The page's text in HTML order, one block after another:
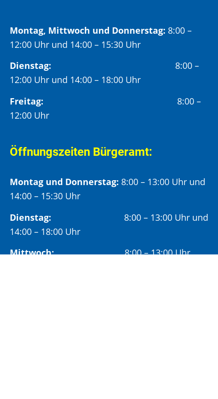
Montag, Mittwoch und Donnerstag: 8:00 –
12:00 Uhr und 14:00 – 15:30 Uhr
Dienstag: 8:00 –
12:00 Uhr und 14:00 – 18:00 Uhr
Freitag:
8:00 –
12:00 Uhr
Öffnungszeiten Bürgeramt:
Montag und Donnerstag: 8:00 – 13:00 Uhr und
14:00 – 15:30 Uhr
Dienstag: 8:00 – 13:00 Uhr und
14:00 – 18:00 Uhr
Mittwoch:8:00 – 13:00 Uhr